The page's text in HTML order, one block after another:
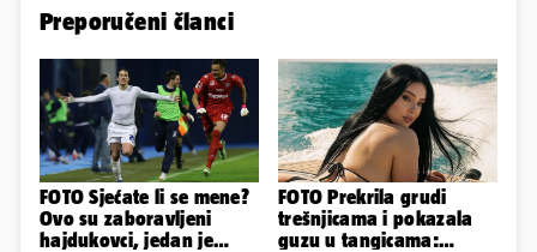
Preporučeni članci
FOTO Sjećate li se mene?
Ovo su zaboravljeni
hajdukovci, jedan je
FOTO Prekrila grudi
trešnjicama i pokazala
guzu u tangicama: